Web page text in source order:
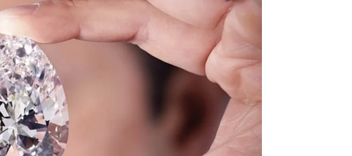
നടക്കുക. മൂന്നു മാസം നീണ്ടു നിൽക്കുന്ന ഈ
നടക്കുന്നത്. 26 വിഭാഗങ്ങളായി
ശരീരവും മനസ്സും ഒരു പോലെ
കടക്കാൻ കഴിയുകയുള്ളൂ. ഏതാണ്ട് എഴുപത് മുതൽ
ഈ പരിശീലനം പൂർത്തിയാക്കാൻ കഴിയാതെ
തരത്തിലുള്ള ആയുധങ്ങളും പ്രവർത്തനങ്ങളും ഈ
-പതിനൊന്ന് മാസം നീണ്ടുനിൽക്കും. അത്യന്തം